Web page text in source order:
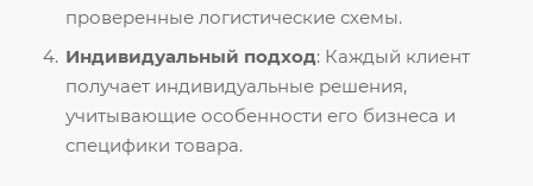
проверенные логистические схемы.
Индивидуальный подход: Каждый клиент
получает индивидуальные решения,
учитывающие особенности его бизнеса и
специфики товара.